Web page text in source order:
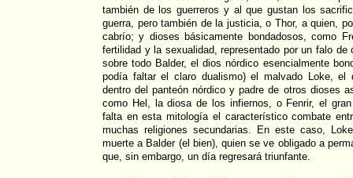
también de los guerreros y al que gustan los
guerra, pero también de la justicia, o Thor, a quien,
cabrío; y dioses básicamente bondadosos, como
fertilidad y la sexualidad, representado por un falo de
sobre todo Balder, el dios nórdico esencialmente
podía faltar el claro dualismo) el malvado Loke, el
dentro del panteón nórdico y padre de otros dioses
como Hel, la diosa de los infiernos, o Fenrir, el
falta en esta mitología el característico combate
muchas religiones secundarias. En este caso,
muerte a Balder (el bien), quien se ve obligado a
que, sin embargo, un día regresará triunfante.